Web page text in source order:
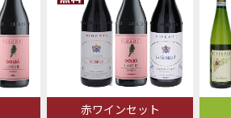
赤ワインセット